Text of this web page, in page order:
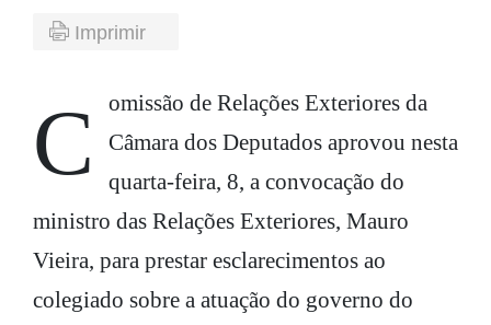
Imprimir
Comissão de Relações Exteriores da
Câmara dos Deputados aprovou nesta
quarta-feira, 8, a convocação do
ministro das Relações Exteriores, Mauro
Vieira, para prestar esclarecimentos ao
colegiado sobre a atuação do governo do